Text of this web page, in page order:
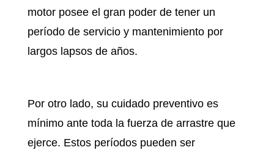
motor posee el gran poder de tener un
período de servicio y mantenimiento por
largos lapsos de años.
Por otro lado, su cuidado preventivo es
mínimo ante toda la fuerza de arrastre que
ejerce. Estos períodos pueden ser